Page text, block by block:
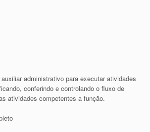
administrativo para executar atividades
conferindo e controlando o fluxo de
atividades competentes a função.